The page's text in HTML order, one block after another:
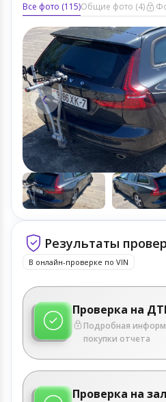
Все фото (115)Общие фото (4)
Результаты
В онлайн-проверке по VIN
Проверка на
Подробная
покупки отчета
Проверка на